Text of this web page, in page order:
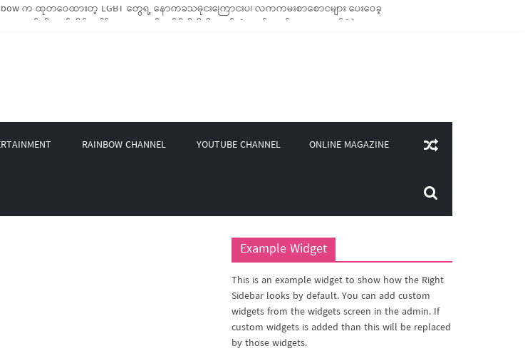
)ကျော်ကို ကျပ်သိန်းပေါင်း(၄၀၀)ကျော်တန်ဖိုးရှိ မီးဖိုချောင်သုံး ကုန်ပစ္စည်းများ ထောက်ပံ့ခဲ့
တန်းနှစ်ခု ဖွင့်လှစ်ပေးနိုင်ခဲ့
RAINBOW CHANNEL YOUTUBE CHANNEL ONLINE MAGAZINE
Example Widget
This is an example widget to show how the Right
Sidebar looks by default. You can add custom
widgets from the widgets screen in the admin. If
custom widgets is added than this will be replaced
by those widgets.